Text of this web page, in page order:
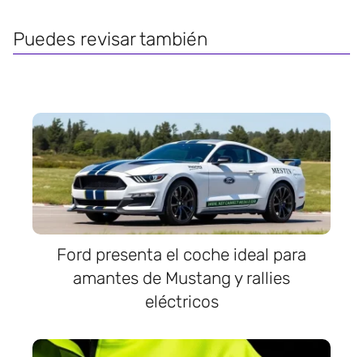
Puedes revisar también
Ford presenta el coche ideal para
amantes de Mustang y rallies
eléctricos